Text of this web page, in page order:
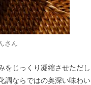
さん
をじっくり凝縮させただし
調ならではの奥深い味わい